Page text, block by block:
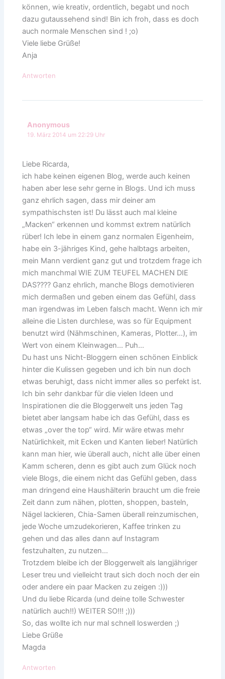
können, wie kreativ, ordentlich, begabt und noch
dazu gutaussehend sind! Bin ich froh, dass es doch
auch normale Menschen sind ! ;o)
Viele liebe Grüße!
Anja
Antworten
Anonymous
19. März 2014 um 22:29 Uhr
Liebe Ricarda,
ich habe keinen eigenen Blog, werde auch keinen
haben aber lese sehr gerne in Blogs. Und ich muss
ganz ehrlich sagen, dass mir deiner am
sympathischsten ist! Du lässt auch mal kleine
„Macken“ erkennen und kommst extrem natürlich
rüber! Ich lebe in einem ganz normalen Eigenheim,
habe ein 3-jähriges Kind, gehe halbtags arbeiten,
mein Mann verdient ganz gut und trotzdem frage ich
mich manchmal WIE ZUM TEUFEL MACHEN DIE
DAS???? Ganz ehrlich, manche Blogs demotivieren
mich dermaßen und geben einem das Gefühl, dass
man irgendwas im Leben falsch macht. Wenn ich mir
alleine die Listen durchlese, was so für Equipment
benutzt wird (Nähmschinen, Kameras, Plotter…), im
Wert von einem Kleinwagen… Puh…
Du hast uns Nicht-Bloggern einen schönen Einblick
hinter die Kulissen gegeben und ich bin nun doch
etwas beruhigt, dass nicht immer alles so perfekt ist.
Ich bin sehr dankbar für die vielen Ideen und
Inspirationen die die Bloggerwelt uns jeden Tag
bietet aber langsam habe ich das Gefühl, dass es
etwas „over the top“ wird. Mir wäre etwas mehr
Natürlichkeit, mit Ecken und Kanten lieber! Natürlich
kann man hier, wie überall auch, nicht alle über einen
Kamm scheren, denn es gibt auch zum Glück noch
viele Blogs, die einem nicht das Gefühl geben, dass
man dringend eine Haushälterin braucht um die freie
Zeit dann zum nähen, plotten, shoppen, basteln,
Nägel lackieren, Chia-Samen überall reinzumischen,
jede Woche umzudekorieren, Kaffee trinken zu
gehen und das alles dann auf Instagram
festzuhalten, zu nutzen…
Trotzdem bleibe ich der Bloggerwelt als langjähriger
Leser treu und vielleicht traut sich doch noch der ein
oder andere ein paar Macken zu zeigen :)))
Und du liebe Ricarda (und deine tolle Schwester
natürlich auch!!) WEITER SO!!! ;)))
So, das wollte ich nur mal schnell loswerden ;)
Liebe Grüße
Magda
Antworten